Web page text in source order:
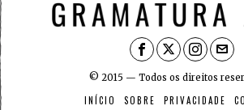
© 2015 — Todos os direitos
INÍCIO SOBRE PRIVACIDADE